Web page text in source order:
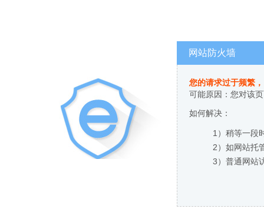
网站防火墙
您的请求过于频繁
可能原因：您对该
如何解决：
1）稍等一段
2）如网站托
3）普通网站